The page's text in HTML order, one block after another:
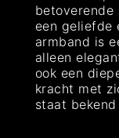
betoverende
een geliefde
armband is
alleen
ook een
kracht met
staat